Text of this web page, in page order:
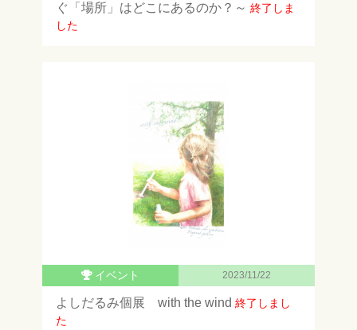
ぐ「場所」はどこにあるのか？～ 終了しま
した
イベント 2023/11/22
よしだるみ個展 with the wind 終了しまし
た